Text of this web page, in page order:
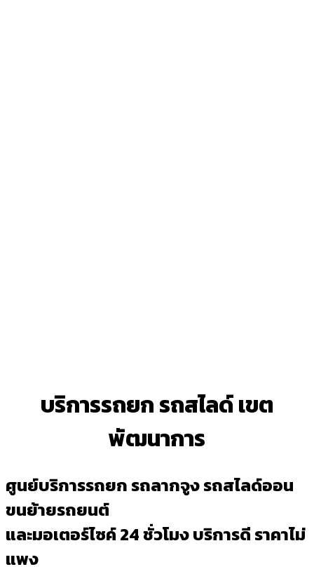
บริการรถยก รถสไลด์ เขต
พัฒนาการ
ศูนย์บริการรถยก รถลากจูง รถสไลด์ออน
ขนย้ายรถยนต์
และมอเตอร์ไซค์ 24 ชั่วโมง บริการดี ราคาไม่
แพง